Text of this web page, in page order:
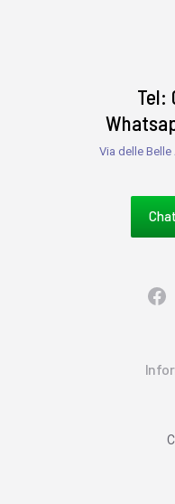
Tel:
Via delle